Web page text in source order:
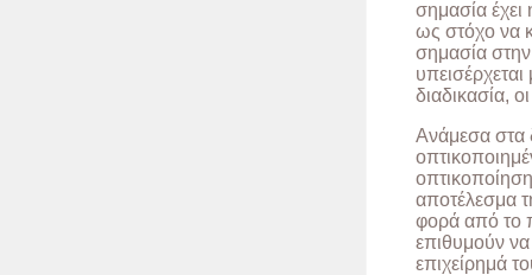
σημασία
ως στόχο να
σημασία
διαδικασία,
Ανάμεσα στα
αποτέλεσμα
φορά από το
επιθυμούν να
επιχείρημά